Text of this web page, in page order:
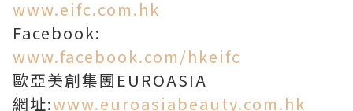
www.eifc.com.hk
Facebook:
www.facebook.com/hkeifc
歐亞美創集團EUROASIA
網址:www.euroasiabeauty.com.hk